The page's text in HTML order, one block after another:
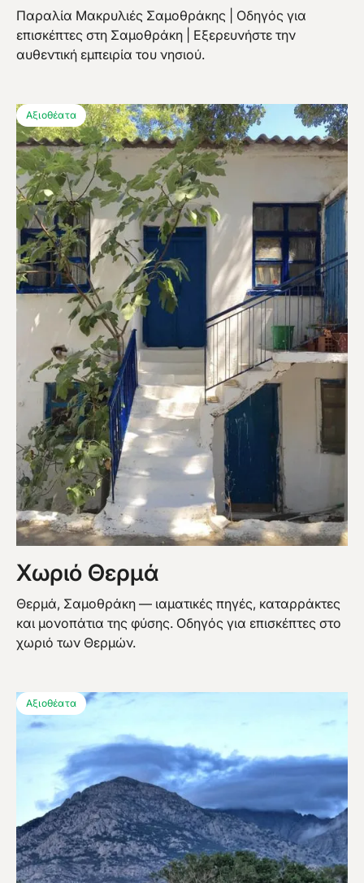
Παραλία Μακρυλιές Σαμοθράκης | Οδηγός για
επισκέπτες στη Σαμοθράκη | Εξερευνήστε την
αυθεντική εμπειρία του νησιού.
Αξιοθέατα
Χωριό Θερμά
Θερμά, Σαμοθράκη — ιαματικές πηγές, καταρράκτες
και μονοπάτια της φύσης. Οδηγός για επισκέπτες στο
χωριό των Θερμών.
Αξιοθέατα